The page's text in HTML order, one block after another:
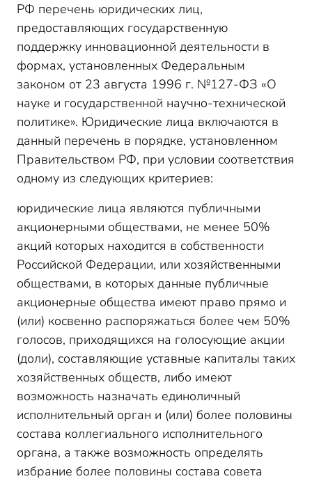
РФ перечень юридических лиц,
предоставляющих государственную
поддержку инновационной деятельности в
формах, установленных Федеральным
законом от 23 августа 1996 г. №127-ФЗ «О
науке и государственной научно-технической
политике». Юридические лица включаются в
данный перечень в порядке, установленном
Правительством РФ, при условии соответствия
одному из следующих критериев:
юридические лица являются публичными
акционерными обществами, не менее 50%
акций которых находится в собственности
Российской Федерации, или хозяйственными
обществами, в которых данные публичные
акционерные общества имеют право прямо и
(или) косвенно распоряжаться более чем 50%
голосов, приходящихся на голосующие акции
(доли), составляющие уставные капиталы таких
хозяйственных обществ, либо имеют
возможность назначать единоличный
исполнительный орган и (или) более половины
состава коллегиального исполнительного
органа, а также возможность определять
избрание более половины состава совета